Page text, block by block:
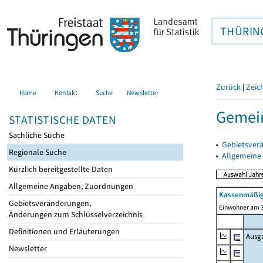
Home Kontakt Suche Newsletter
STATISTISCHE DATEN
Sachliche Suche
Regionale Suche
Kürzlich bereitgestellte Daten
Allgemeine Angaben, Zuordnungen
Gebietsveränderungen,
Änderungen zum Schlüsselverzeichnis
Definitionen und Erläuterungen
Newsletter
Zurück |
▸
▸
Einwohner am